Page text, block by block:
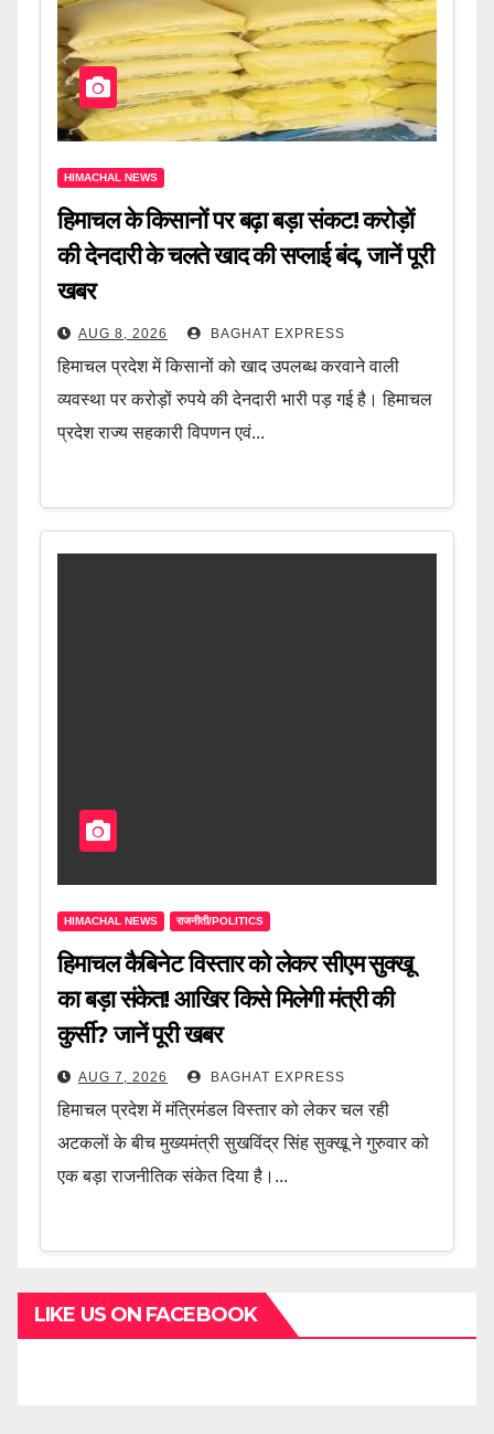
HIMACHAL NEWS
हिमाचल के किसानों पर बढ़ा बड़ा संकट! करोड़ों
की देनदारी के चलते खाद की सप्लाई बंद, जानें पूरी
खबर
AUG 8, 2026 BAGHAT EXPRESS
हिमाचल प्रदेश में किसानों को खाद उपलब्ध करवाने वाली
व्यवस्था पर करोड़ों रुपये की देनदारी भारी पड़ गई है। हिमाचल
प्रदेश राज्य सहकारी विपणन एवं...
HIMACHAL NEWS राजनीती/POLITICS
हिमाचल कैबिनेट विस्तार को लेकर सीएम सुक्खू
का बड़ा संकेत! आखिर किसे मिलेगी मंत्री की
कुर्सी? जानें पूरी खबर
AUG 7, 2026 BAGHAT EXPRESS
हिमाचल प्रदेश में मंत्रिमंडल विस्तार को लेकर चल रही
अटकलों के बीच मुख्यमंत्री सुखविंद्र सिंह सुक्खू ने गुरुवार को
एक बड़ा राजनीतिक संकेत दिया है।...
LIKE US ON FACEBOOK